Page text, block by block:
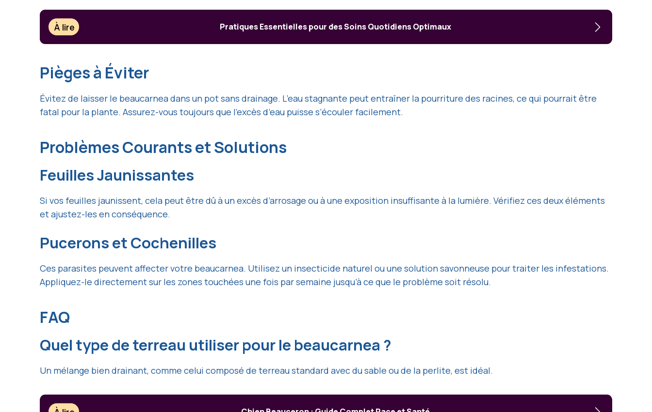
À lire Pratiques Essentielles pour des Soins Quotidiens Optimaux
Pièges à Éviter
Évitez de laisser le beaucarnea dans un pot sans drainage. L’eau stagnante peut entraîner la pourriture des racines, ce qui pourrait être
fatal pour la plante. Assurez-vous toujours que l’excès d’eau puisse s’écouler facilement.
Problèmes Courants et Solutions
Feuilles Jaunissantes
Si vos feuilles jaunissent, cela peut être dû à un excès d’arrosage ou à une exposition insuffisante à la lumière. Vérifiez ces deux éléments
et ajustez-les en conséquence.
Pucerons et Cochenilles
Ces parasites peuvent affecter votre beaucarnea. Utilisez un insecticide naturel ou une solution savonneuse pour traiter les infestations.
Appliquez-le directement sur les zones touchées une fois par semaine jusqu’à ce que le problème soit résolu.
FAQ
Quel type de terreau utiliser pour le beaucarnea ?
Un mélange bien drainant, comme celui composé de terreau standard avec du sable ou de la perlite, est idéal.